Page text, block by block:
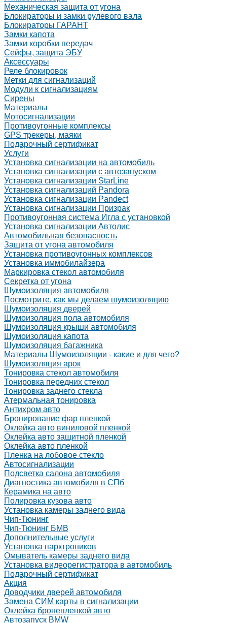
Механическая защита от угона
Блокираторы и замки рулевого вала
Блокираторы ГАРАНТ
Замки капота
Замки коробки передач
Сейфы, защита ЭБУ
Аксессуары
Реле блокировок
Метки для сигнализаций
Модули к сигнализациям
Сирены
Материалы
Мотосигнализации
Противоугонные комплексы
GPS трекеры, маяки
Подарочный сертификат
Услуги
Установка сигнализации на автомобиль
Установка сигнализации с автозапуском
Установка сигнализации StarLine
Установка сигнализаций Pandora
Установка сигнализации Pandect
Установка сигнализации Призрак
Противоугонная система Игла с установкой
Установка сигнализации Автолис
Автомобильная безопасность
Защита от угона автомобиля
Установка противоугонных комплексов
Установка иммобилайзера
Маркировка стекол автомобиля
Секретка от угона
Шумоизоляция автомобиля
Посмотрите, как мы делаем шумоизоляцию
Шумоизоляция дверей
Шумоизоляция пола автомобиля
Шумоизоляция крыши автомобиля
Шумоизоляция капота
Шумоизоляция багажника
Материалы Шумоизоляции - какие и для чего?
Шумоизоляция арок
Тонировка стекол автомобиля
Тонировка передних стекол
Тонировка заднего стекла
Атермальная тонировка
Антихром авто
Бронирование фар пленкой
Оклейка авто виниловой пленкой
Оклейка авто защитной пленкой
Оклейка авто пленкой
Пленка на лобовое стекло
Автосигнализации
Подсветка салона автомобиля
Диагностика автомобиля в СПб
Керамика на авто
Полировка кузова авто
Установка камеры заднего вида
Чип-Тюнинг
Чип-Тюнинг БМВ
Дополнительные услуги
Установка парктроников
Омыватель камеры заднего вида
Установка видеорегистратора в автомобиль
Подарочный сертификат
Акция
Доводчики дверей автомобиля
Замена СИМ карты в сигнализации
Оклейка бронепленкой авто
Автозапуск BMW